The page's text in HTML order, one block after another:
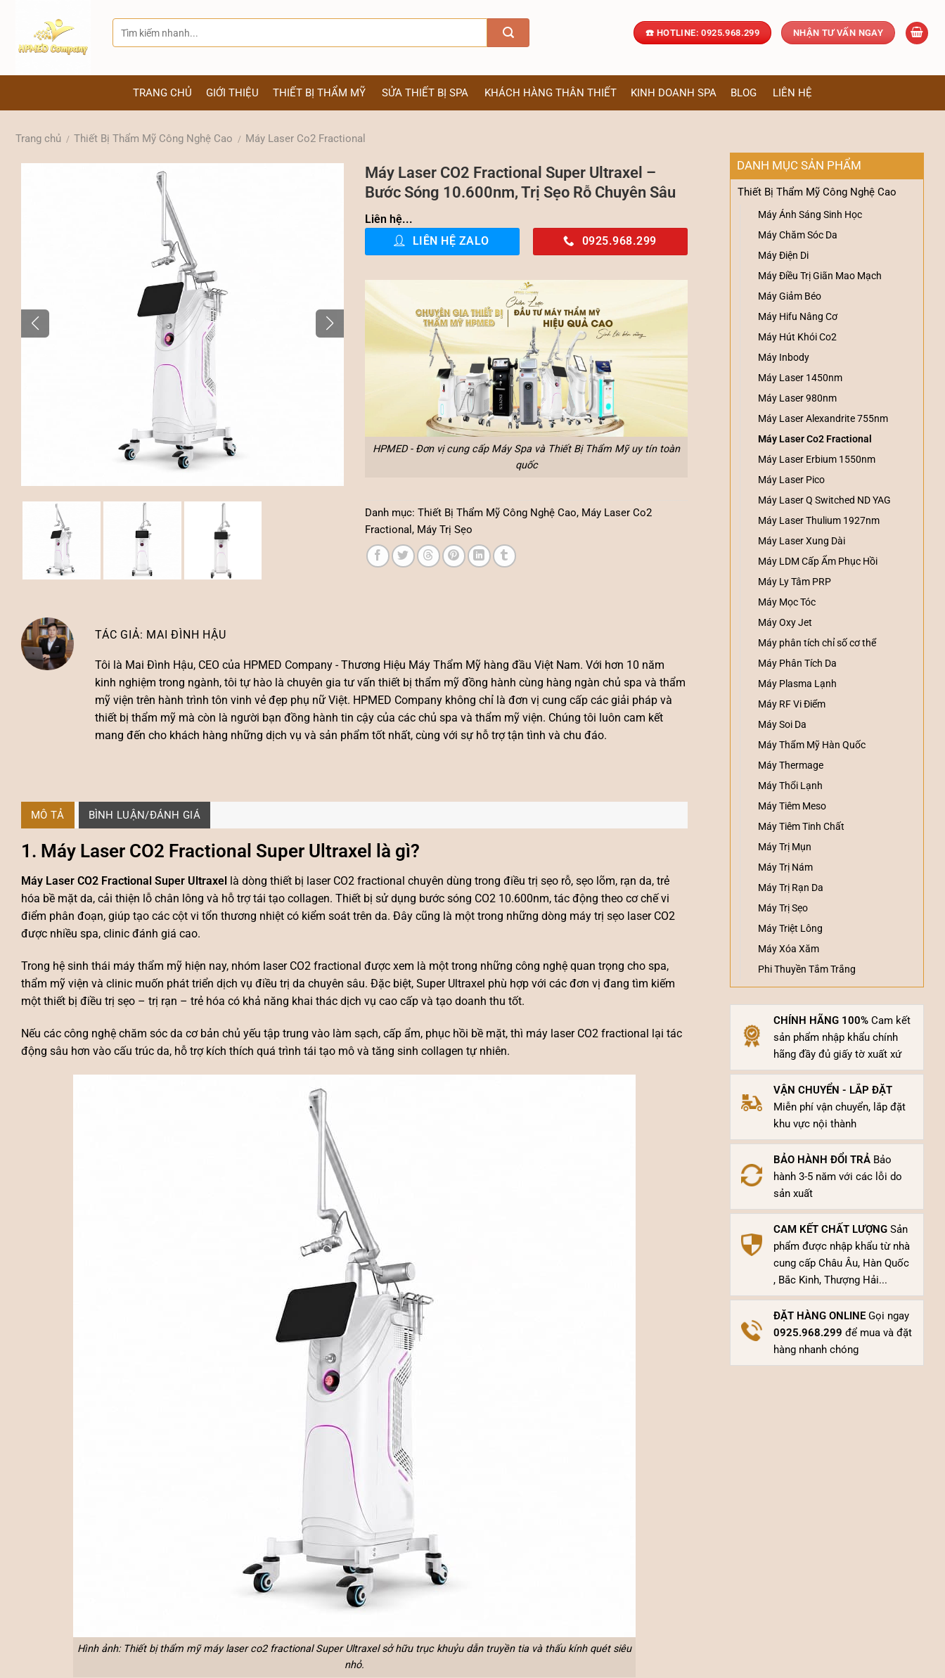
Tìm
kiếm:
☎️ HOTLINE: 0925.968.299 NHẬN TƯ VẤN NGAY
TRANG CHỦ GIỚI THIỆU THIẾT BỊ THẨM MỸ SỬA THIẾT BỊ SPA KHÁCH HÀNG THÂN THIẾT KINH DOANH SPA BLOG LIÊN HỆ
Trang chủ / Thiết Bị Thẩm Mỹ Công Nghệ Cao / Máy Laser Co2 Fractional
DANH MỤC SẢN PHẨM
Thiết Bị Thẩm Mỹ Công Nghệ Cao
Máy Ánh Sáng Sinh Học
Máy Chăm Sóc Da
Máy Điện Di
Máy Điều Trị Giãn Mao Mạch
Máy Giảm Béo
Máy Hifu Nâng Cơ
Máy Hút Khói Co2
Máy Inbody
Máy Laser 1450nm
Máy Laser 980nm
Máy Laser Alexandrite 755nm
Máy Laser Co2 Fractional
Máy Laser Erbium 1550nm
Máy Laser Pico
Máy Laser Q Switched ND YAG
Máy Laser Thulium 1927nm
Máy Laser Xung Dài
Máy LDM Cấp Ẩm Phục Hồi
Máy Ly Tâm PRP
Máy Mọc Tóc
Máy Oxy Jet
Máy phân tích chỉ số cơ thể
Máy Phân Tích Da
Máy Plasma Lạnh
Máy RF Vi Điểm
Máy Soi Da
Máy Thẩm Mỹ Hàn Quốc
Máy Thermage
Máy Thổi Lạnh
Máy Tiêm Meso
Máy Tiêm Tinh Chất
Máy Trị Mụn
Máy Trị Nám
Máy Trị Rạn Da
Máy Trị Sẹo
Máy Triệt Lông
Máy Xóa Xăm
Phi Thuyền Tắm Trắng
CHÍNH HÃNG 100% Cam kết
sản phẩm nhập khẩu chính
hãng đầy đủ giấy tờ xuất xứ
VẬN CHUYỂN - LẮP ĐẶT
Miễn phí vận chuyển, lắp đặt
khu vực nội thành
BẢO HÀNH ĐỔI TRẢ Bảo
hành 3-5 năm với các lỗi do
sản xuất
CAM KẾT CHẤT LƯỢNG Sản
phẩm được nhập khẩu từ nhà
cung cấp Châu Âu, Hàn Quốc
, Bắc Kinh, Thượng Hải...
ĐẶT HÀNG ONLINE Gọi ngay
0925.968.299 để mua và đặt
hàng nhanh chóng
Máy Laser CO2 Fractional Super Ultraxel –
Bước Sóng 10.600nm, Trị Sẹo Rỗ Chuyên Sâu
Liên hệ...
LIÊN HỆ ZALO 0925.968.299
HPMED - Đơn vị cung cấp Máy Spa và Thiết Bị Thẩm Mỹ uy tín toàn
quốc
Danh mục: Thiết Bị Thẩm Mỹ Công Nghệ Cao, Máy Laser Co2
Fractional , Máy Trị Sẹo
MAI ĐÌNH HẬU
Tôi là Mai Đình Hậu, CEO của HPMED Company - Thương Hiệu Máy Thẩm Mỹ hàng đầu Việt Nam. Với hơn 10 năm
kinh nghiệm trong ngành, tôi tự hào là chuyên gia tư vấn thiết bị thẩm mỹ đồng hành cùng hàng ngàn chủ spa và thẩm
mỹ viện trên hành trình tôn vinh vẻ đẹp phụ nữ Việt. HPMED Company không chỉ là đơn vị cung cấp các giải pháp và
thiết bị thẩm mỹ mà còn là người bạn đồng hành tin cậy của các chủ spa và thẩm mỹ viện. Chúng tôi luôn cam kết
mang đến cho khách hàng những dịch vụ và sản phẩm tốt nhất, cùng với sự hỗ trợ tận tình và chu đáo.
MÔ TẢ BÌNH LUẬN/ĐÁNH GIÁ
1. Máy Laser CO2 Fractional Super Ultraxel là gì?
Máy Laser CO2 Fractional Super Ultraxel là dòng thiết bị laser CO2 fractional chuyên dùng trong điều trị sẹo rỗ, sẹo lõm, rạn da, trẻ
hóa bề mặt da, cải thiện lỗ chân lông và hỗ trợ tái tạo collagen. Thiết bị sử dụng bước sóng CO2 10.600nm, tác động theo cơ chế vi
điểm phân đoạn, giúp tạo các cột vi tổn thương nhiệt có kiểm soát trên da. Đây cũng là một trong những dòng máy trị sẹo laser CO2
được nhiều spa, clinic đánh giá cao.
Trong hệ sinh thái máy thẩm mỹ hiện nay, nhóm laser CO2 fractional được xem là một trong những công nghệ quan trọng cho spa,
thẩm mỹ viện và clinic muốn phát triển dịch vụ điều trị da chuyên sâu. Đặc biệt, Super Ultraxel phù hợp với các đơn vị đang tìm kiếm
một thiết bị điều trị sẹo – trị rạn – trẻ hóa có khả năng khai thác dịch vụ cao cấp và tạo doanh thu tốt.
Nếu các công nghệ chăm sóc da cơ bản chủ yếu tập trung vào làm sạch, cấp ẩm, phục hồi bề mặt, thì máy laser CO2 fractional lại tác
động sâu hơn vào cấu trúc da, hỗ trợ kích thích quá trình tái tạo mô và tăng sinh collagen tự nhiên.
Hình ảnh: Thiết bị thẩm mỹ máy laser co2 fractional Super Ultraxel sở hữu trục khuỷu dẫn truyền tia và thấu kính quét siêu
nhỏ.